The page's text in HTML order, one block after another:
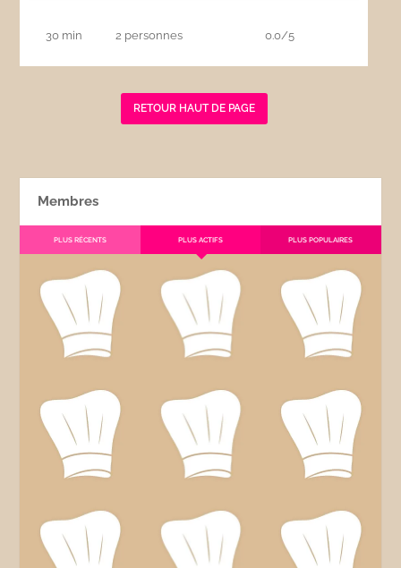
30 min 2 personnes 0.0/5
RETOUR HAUT DE PAGE
Membres
PLUS RÉCENTS PLUS ACTIFS PLUS POPULAIRES